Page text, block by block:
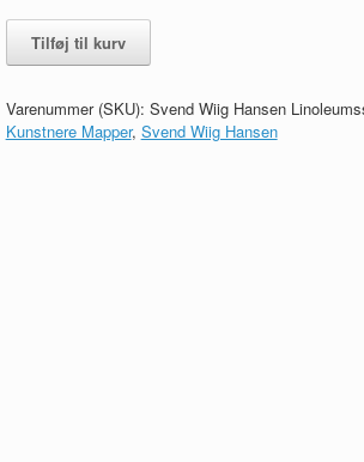
Linoleumssnit
mappe
antal
Tilføj til kurv
Varenummer (SKU): Svend Wiig Hansen
Kunstnere Mapper, Svend Wiig Hansen